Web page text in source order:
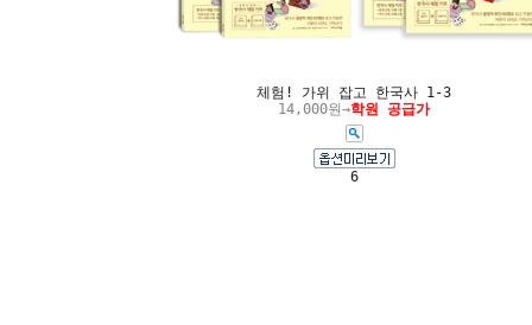
체험! 가위 잡고 한국사 1-3
14,000원→학원 공급가
6